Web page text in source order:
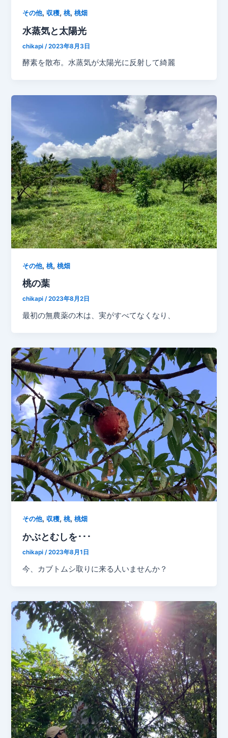
その他, 収穫,桃,桃畑
水蒸気と太陽光
chikapi /2023年8月3日
酵素を散布。水蒸気が太陽光に反射して綺麗
その他,桃,桃畑
桃の葉
chikapi/2023年8月2日
最初の無農薬の木は、実がすべてなくなり、
その他, 収穫,桃,桃畑
かぶとむしを･･･
chikapi/2023年8月1日
今、カブトムシ取りに来る人いませんか？